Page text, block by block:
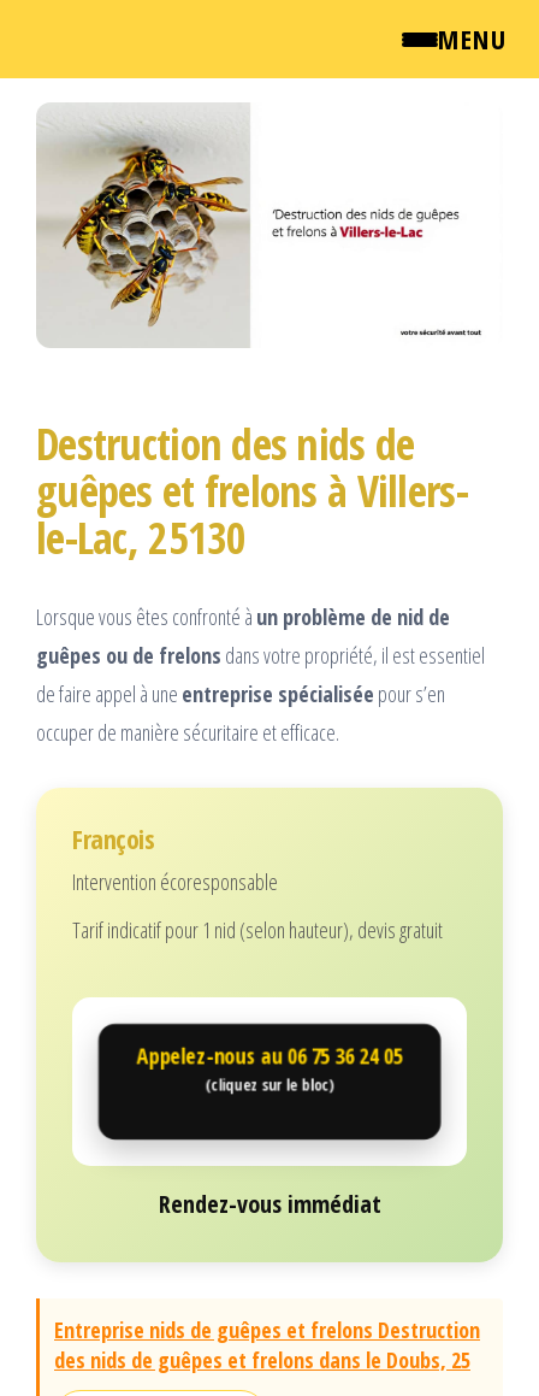
MENU
QUI SOMMES NOUS ?
NEWSROOM
TARIFS
Passer
contenu
Destruction des nids de
guêpes et frelons à Villers-
le-Lac, 25130
Lorsque vous êtes confronté à un problème de nid de
guêpes ou de frelons dans votre propriété, il est essentiel
de faire appel à une entreprise spécialisée pour s’en
occuper de manière sécuritaire et efficace.
François
Intervention écoresponsable
Tarif indicatif pour 1 nid (selon hauteur), devis gratuit
Appelez-nous au06 75 36 24 05
(cliquez sur le bloc)
Rendez-vous immédiat
Entreprise nids de guêpes et frelons Destruction
des nids de guêpes et frelons dans le Doubs, 25